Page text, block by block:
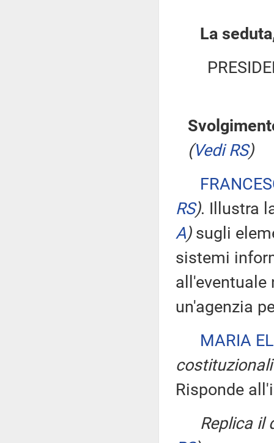
La
(Vedi RS)
RS). Illustra
A)sugli
sistemi
all'eventuale
un'agenzia
MARIA
Risponde
Replica il